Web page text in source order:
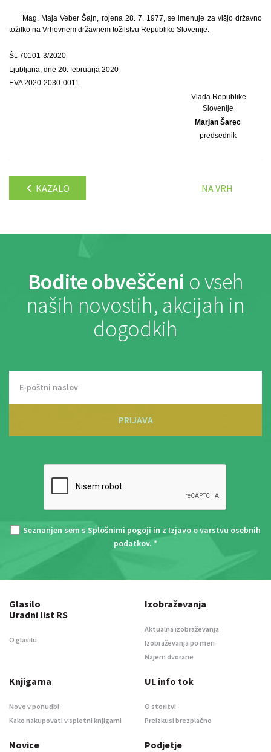
Mag. Maja Veber Šajn, rojena 28. 7. 1977, se imenuje za višjo državno
tožilko na Vrhovnem državnem tožilstvu Republike Slovenije.
Št. 70101-3/2020
Ljubljana, dne 20. februarja 2020
EVA 2020-2030-0011
Vlada Republike
Slovenije
Marjan Šarec
predsednik
KAZALO NA VRH
Bodite obveščeni o vseh
naših novostih, akcijah in
dogodkih
PRIJAVA
Seznanjen sem s Splošnimi pogoji in z Izjavo o varstvu osebnih
podatkov. *
Glasilo
Uradni list RS
O glasilu
Izobraževanja
Aktualna izobraževanja
Izobraževanja po meri
Najem dvorane
Knjigarna
Novo v ponudbi
Kako nakupovati v spletni knjigarni
UL info tok
O storitvi
Preizkusi brezplačno
Novice Podjetje